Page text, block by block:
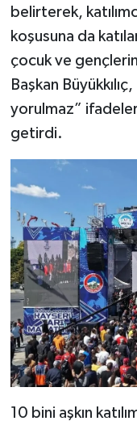
belirterek,
koşusuna da
çocuk ve
Başkan
yorulmaz”
getirdi.
10 bini aşkın